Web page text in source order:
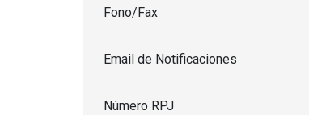
Fono/Fax
Email de Notificaciones
Número RPJ